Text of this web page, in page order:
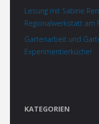
Lesung mit Sabine
Regionalwerkstatt am
Gartenarbeit und
Experimentierküche!
KATEGORIEN